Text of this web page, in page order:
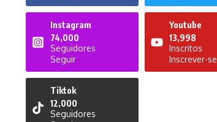
Instagram
74,000
Seguidores
Seguir
Youtube
13,998
Inscritos
Inscrever-se
Tiktok
12,000
Seguidores